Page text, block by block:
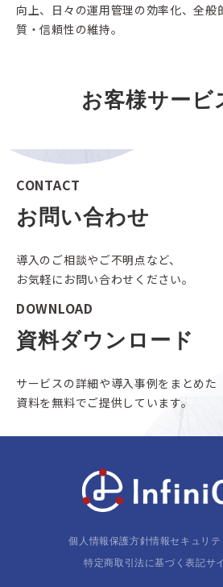
向上、日々の運用管理の効率化、全般
質・信頼性の維持。
お客様サービ
CONTACT
お問い合わせ
導入のご相談やご不明点など、
お気軽にお問い合わせください。
DOWNLOAD
資料ダウンロード
サービスの詳細や導入事例をまとめた
資料を無料でご提供しています。
個人情報保護方針情報セキュリ
特定商取引法に基づく表記サ